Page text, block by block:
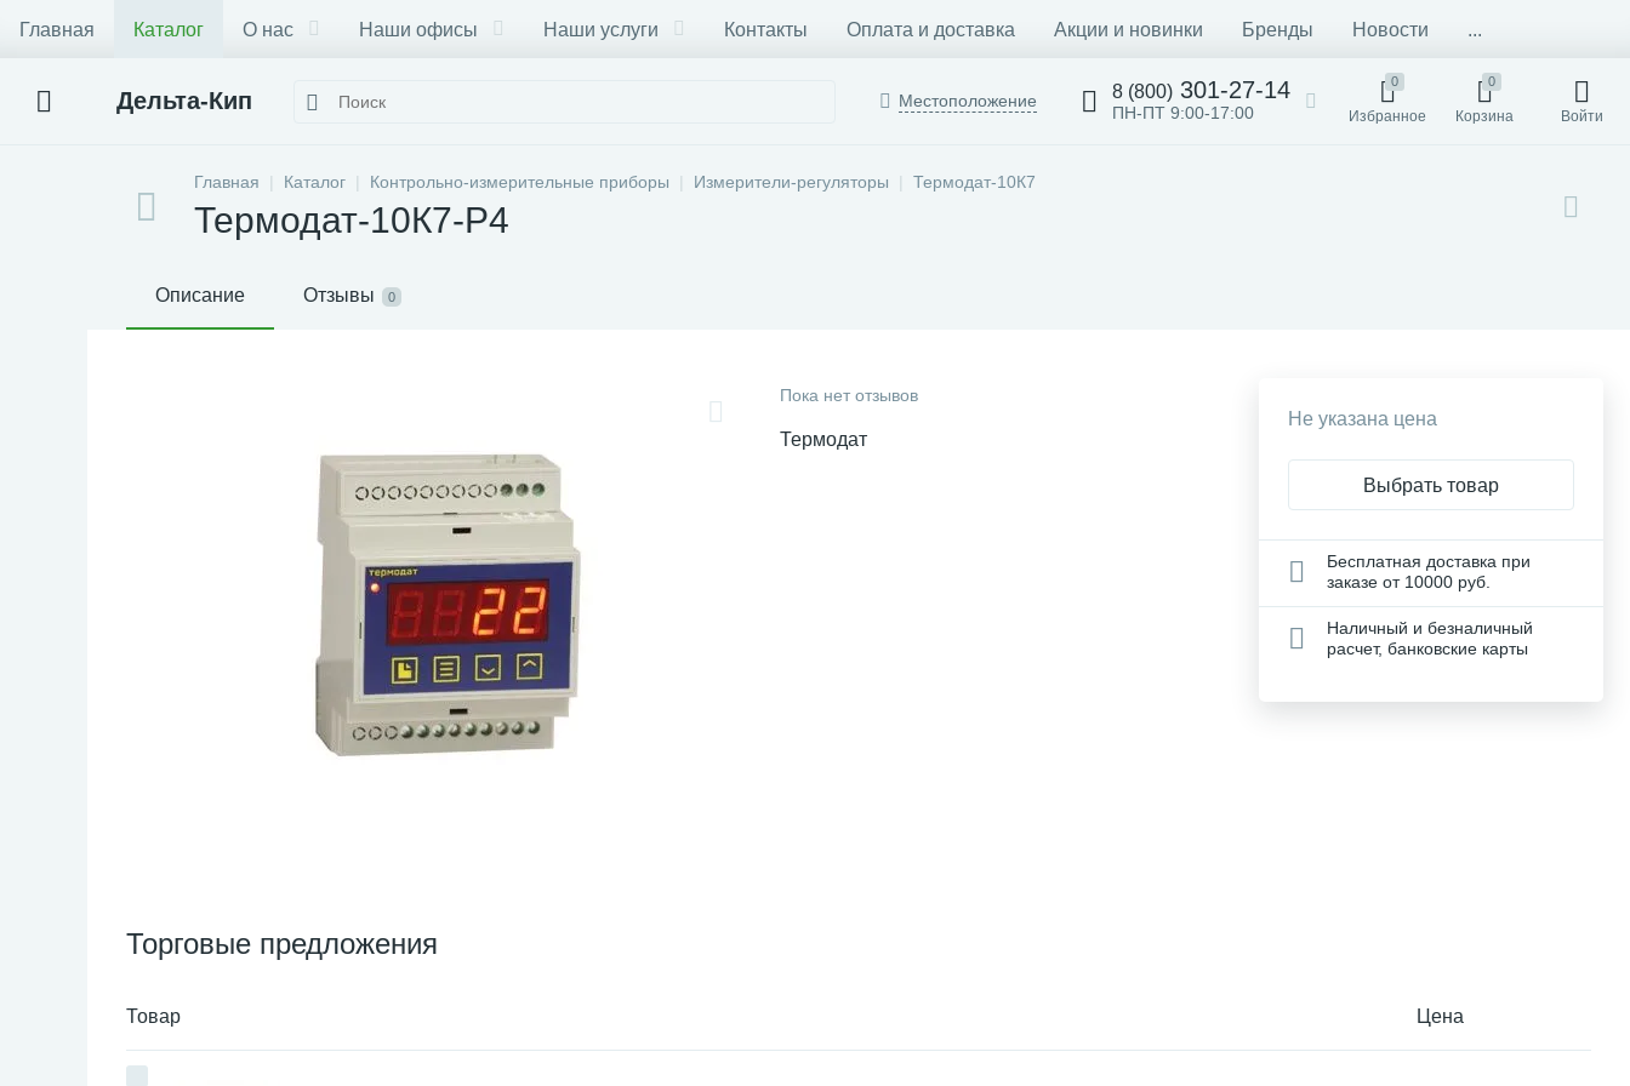
Главная Каталог О нас Наши офисы Наши услуги Контакты Оплата и доставка Акции и новинки Бренды Новости ...
Дельта-Кип Местоположение 8 (800) 301-27-14
ПН-ПТ 9:00-17:00
0
Избранное
0
Корзина Войти
Главная Каталог Контрольно-измерительные приборы Измерители-регуляторы Термодат-10К7
Термодат-10К7-Р4
Описание Отзывы 0
Пока нет отзывов
Термодат
Торговые предложения
Товар Цена
Не указана цена
Выбрать товар
Бесплатная доставка при
заказе от 10000 руб.
Наличный и безналичный
расчет, банковские карты